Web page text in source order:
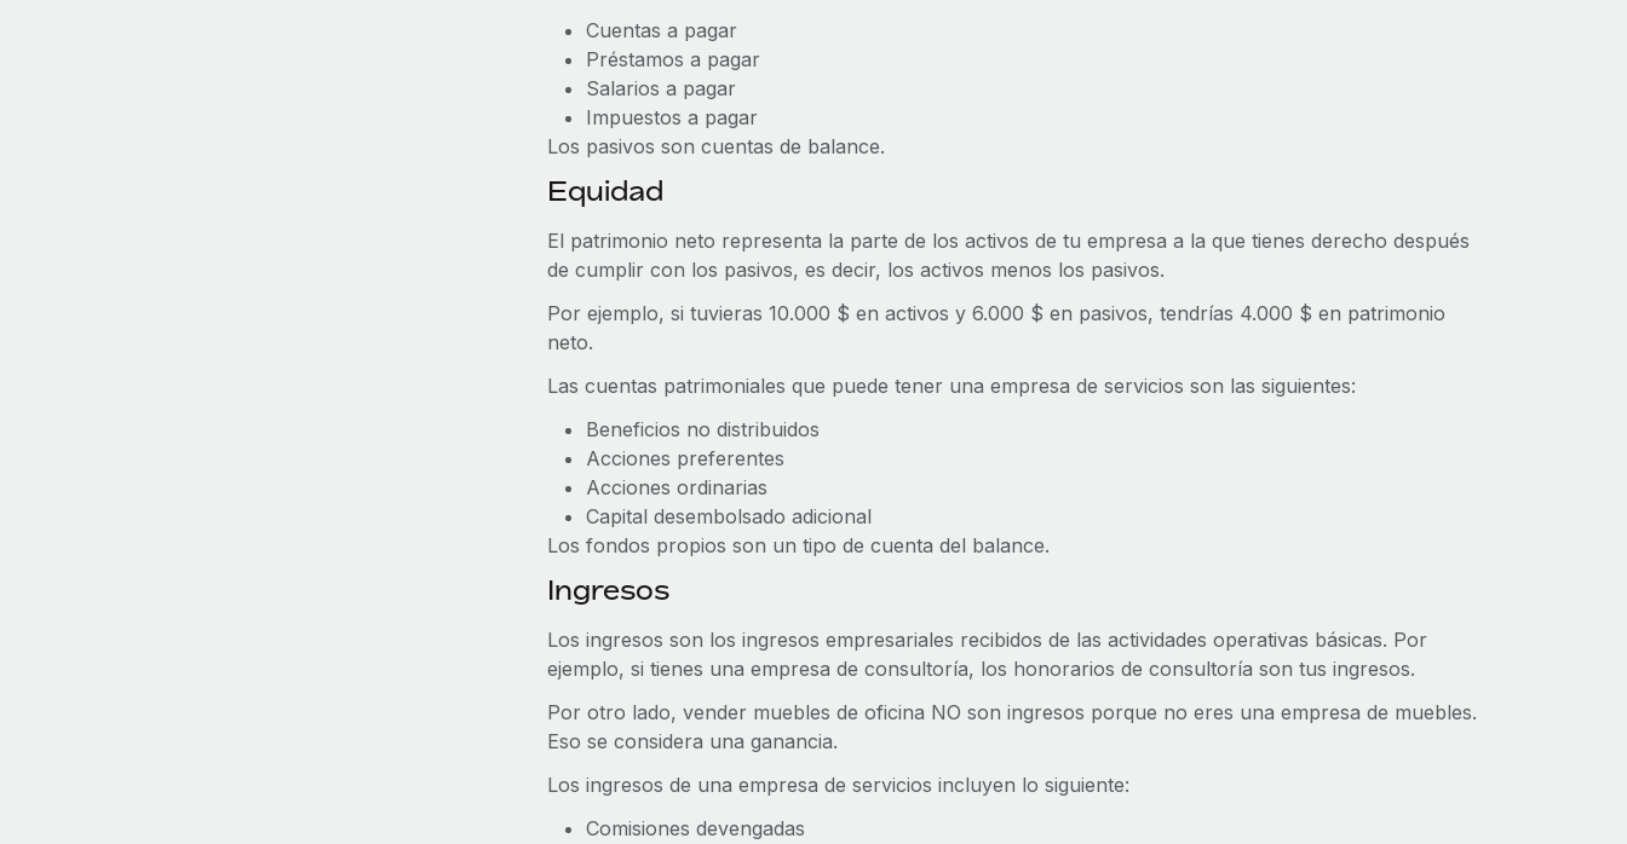
Cuentas a pagar
Préstamos a pagar
Salarios a pagar
Impuestos a pagar
Los pasivos son cuentas de balance.
Equidad
El patrimonio neto representa la parte de los activos de tu empresa a la que tienes derecho después
de cumplir con los pasivos, es decir, los activos menos los pasivos.
Por ejemplo, si tuvieras 10.000 $ en activos y 6.000 $ en pasivos, tendrías 4.000 $ en patrimonio
neto.
Las cuentas patrimoniales que puede tener una empresa de servicios son las siguientes:
Beneficios no distribuidos
Acciones preferentes
Acciones ordinarias
Capital desembolsado adicional
Los fondos propios son un tipo de cuenta del balance.
Ingresos
Los ingresos son los ingresos empresariales recibidos de las actividades operativas básicas. Por
ejemplo, si tienes una empresa de consultoría, los honorarios de consultoría son tus ingresos.
Por otro lado, vender muebles de oficina NO son ingresos porque no eres una empresa de muebles.
Eso se considera una ganancia.
Los ingresos de una empresa de servicios incluyen lo siguiente:
Comisiones devengadas